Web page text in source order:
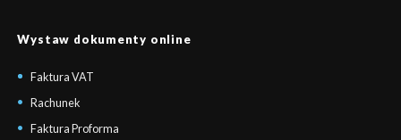
Wystaw dokumenty online
Faktura VAT
Rachunek
Faktura Proforma